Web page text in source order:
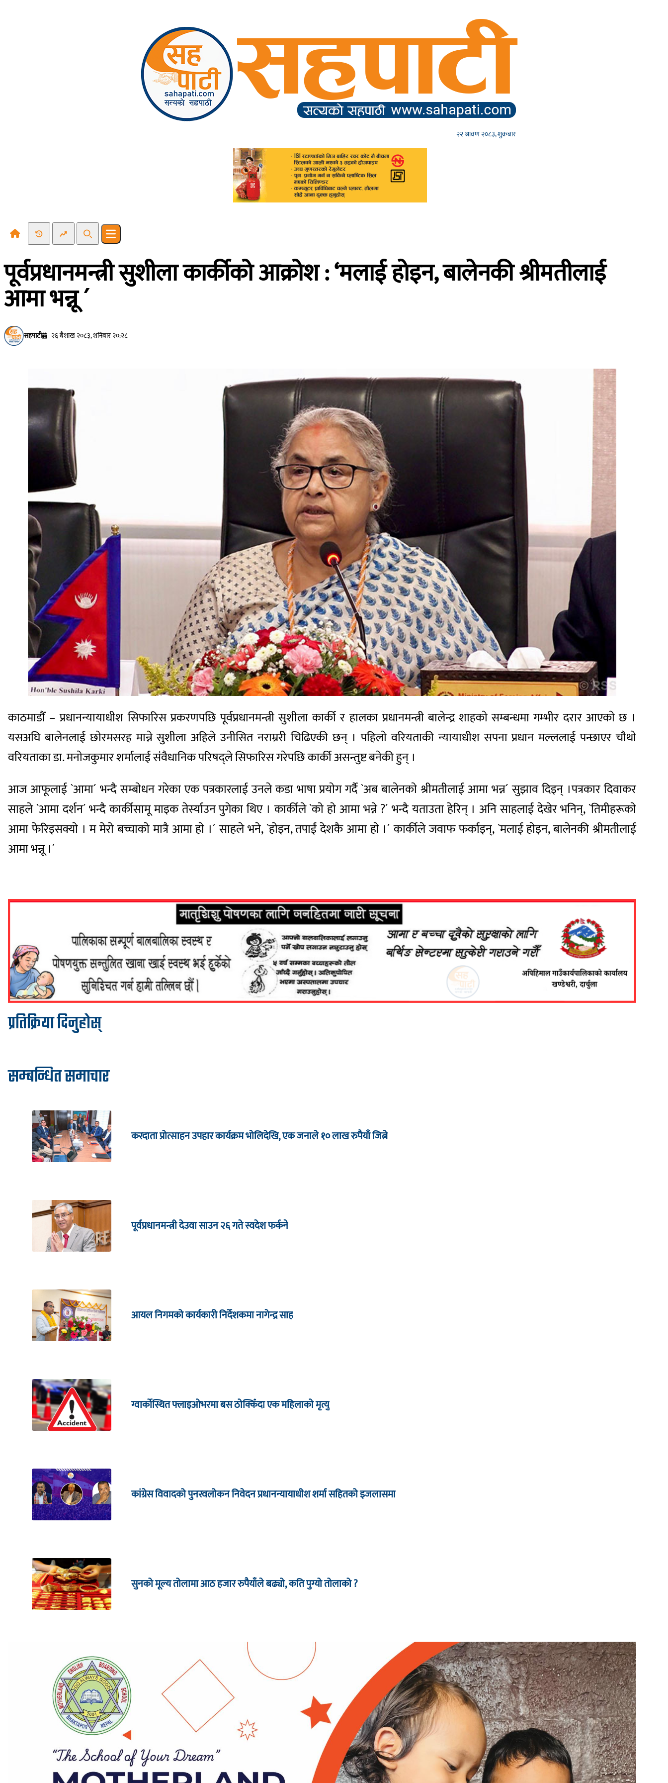
२२ श्रावण २०८३, शुक्रबार
Recent NewsTrending News
SearchOpen main menu
पूर्वप्रधानमन्त्री सुशीला कार्कीको आक्रोश : ‘मलाई हाेइन, बालेनकी श्रीमतीलाई
आमा भन्नू ´
सहपाटी २६ बैशाख २०८३, शनिबार २०:२८
काठमाडौँ – प्रधानन्यायाधीश सिफारिस प्रकरणपछि पूर्वप्रधानमन्त्री सुशीला कार्की र हालका प्रधानमन्त्री बालेन्द्र शाहकाे सम्बन्धमा गम्भीर दरार आएकाे छ ।
यसअघि बालेनलाई छाेरमसरह मान्ने सुशीला अहिले उनीसित नराम्ररी चिढिएकी छन् । पहिलाे वरियताकी न्यायाधीश सपना प्रधान मल्ललाई पन्छाएर चाैथाे
वरियताका डा. मनाेजकुमार शर्मालाई संवैधानिक परिषद्ले सिफारिस गरेपछि कार्की असन्तुष्ट बनेकी हुन् ।
आज आफूलाई `आमा´ भन्दै सम्बाेधन गरेका एक पत्रकारलाई उनले कडा भाषा प्रयाेग गर्दै `अब बालेनकाे श्रीमतीलाई आमा भन्न´ सुझाव दिइन् ।पत्रकार दिवाकर
साहले `आमा दर्शन´ भन्दै कार्कीसामू माइक तेर्स्याउन पुगेका थिए । कार्कीले `काे हाे आमा भन्ने ?´ भन्दै यताउता हेरिन् । अनि साहलाई देखेर भनिन्, `तिमीहरूकाे
आमा फेरिइसक्याे । म मेराे बच्चाकाे मात्रै आमा हाे ।´ साहले भने, `हाेइन, तपाईं देशकै आमा हाे ।´ कार्कीले जवाफ फर्काइन्, `मलाई हाेइन, बालेनकी श्रीमतीलाई
आमा भन्नू ।´
प्रतिक्रिया दिनुहोस्
सम्बन्धित समाचार
करदाता प्रोत्साहन उपहार कार्यक्रम भाेलिदेखि, एक जनाले १० लाख रुपैयाँ जित्ने
पूर्वप्रधानमन्त्री देउवा साउन २६ गते स्वदेश फर्कने
आयल निगमको कार्यकारी निर्देशकमा नागेन्द्र साह
ग्वार्कोस्थित फ्लाइओभरमा बस ठोक्किँदा एक महिलाको मृत्यु
कांग्रेस विवादको पुनरवलोकन निवेदन प्रधानन्यायाधीश शर्मा सहितको इजलासमा
सुनको मूल्य तोलामा आठ हजार रुपैयाँले बढ्यो, कति पुग्यो तोलाको ?